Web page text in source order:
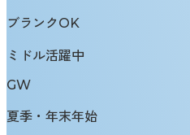
ブランクOK
ミドル活躍中
GW
夏季・年末年始